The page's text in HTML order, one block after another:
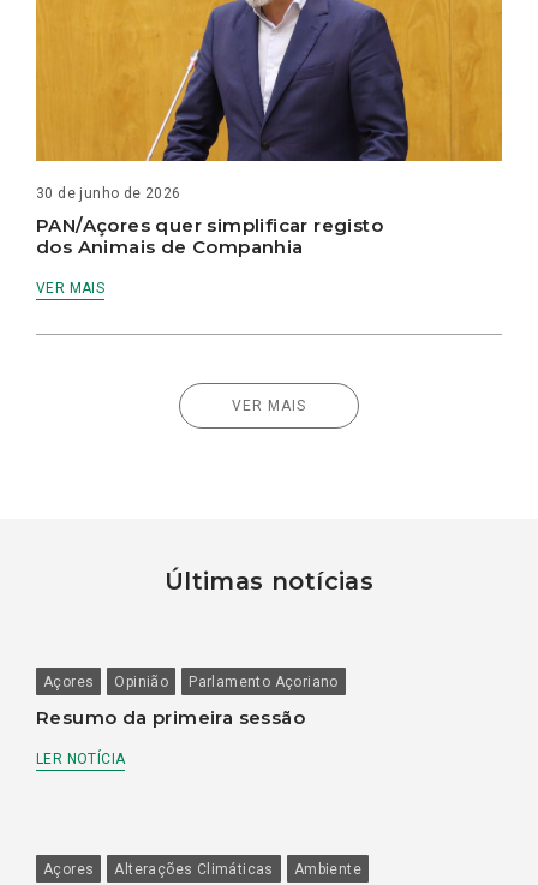
30 de junho de 2026
PAN/Açores quer simplificar registo
dos Animais de Companhia
VER MAIS
VER MAIS
Últimas notícias
Açores Opinião Parlamento Açoriano
Resumo da primeira sessão
LER NOTÍCIA
Açores Alterações Climáticas Ambiente